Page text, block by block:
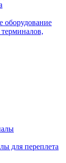
оборудование
для переплета